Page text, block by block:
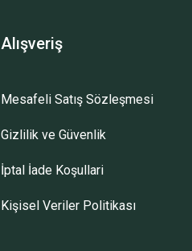
Alışveriş
Mesafeli Satış Sözleşmesi
Gizlilik ve Güvenlik
İptal İade Koşullari
Kişisel Veriler Politikası